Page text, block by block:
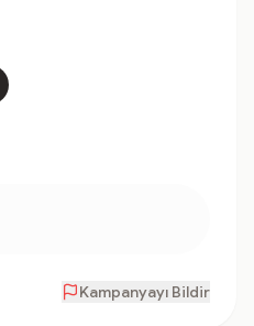
Kampanyayı Bildir